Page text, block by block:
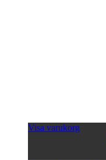
Visa varukorg